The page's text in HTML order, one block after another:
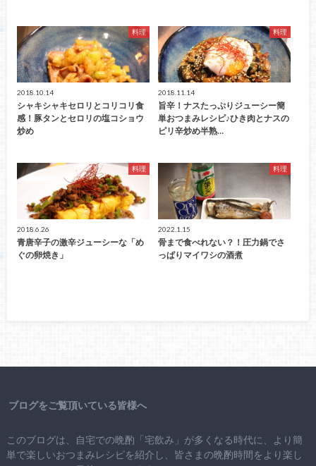
料理
2018.10.14
シャキシャキセロリとコリコリ食
感！豚タンとセロリの塩コショウ
炒め
料理
2018.11.14
旨辛！ナスたっぷりジューシー簡
単おつまみレシピ♪ひき肉とナスの
ピリ辛炒め半熟…
料理
2018.6.26
青唐辛子の激辛ジューシーな「め
ぐの卵焼き」
料理
2022.1.15
骨まで食べれない？！圧力鍋でさ
っぱりマイワシの酒煮
ブログをご覧頂いている皆様へ
このブログは、自宅での晩酌「宅飲み」が多くなる時代に、より簡
単で楽しいおつまみレシピを紹介し、皆さまの晩酌時間をより楽し